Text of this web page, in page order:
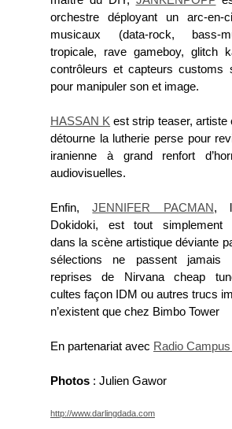
orchestre déployant un arc-en-
musicaux (data-rock, bass-
tropicale, rave gameboy, glitch
contrôleurs et capteurs customs
pour manipuler son et image.
HASSAN K est strip teaser, artiste
détourne la lutherie perse pour
iranienne à grand renfort
audiovisuelles.
Enfin,JENNIFER PACMAN,
Dokidoki, est tout simplement
dans la scène artistique déviante
sélections ne passent jamais
reprises de Nirvana cheap
cultes façon IDM ou autres trucs
n’existent que chez Bimbo Tower
En partenariat avec Radio
Photos : Julien Gawor
http://www.darlingdada.com